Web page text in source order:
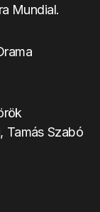
Mundial.
Tamás Szabó